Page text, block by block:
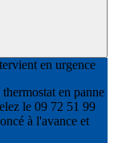
en urgence
en panne
le 09 72 51 99
à l'avance et